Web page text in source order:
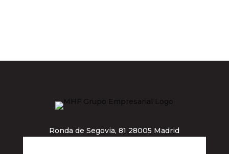
Ronda de Segovia, 81 28005 Madrid